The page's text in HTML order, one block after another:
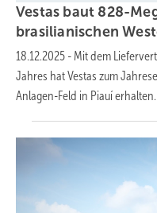
Vestas baut 828-
brasilianischen
18.12.2025 - Mit dem
Jahres hat Vestas zum
Anlagen-Feld in Piauíerhalten.